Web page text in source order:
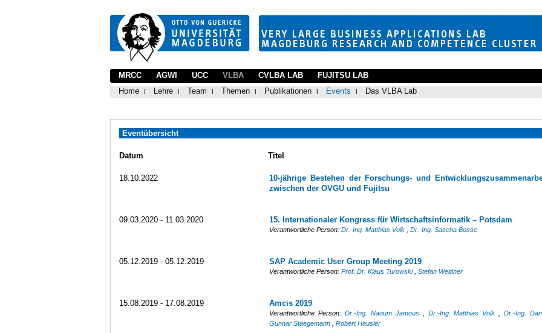
MRCC AGWI UCC
VLBA
Home
Lehre Team Themen Publikationen Events Das VLBA Lab
CVLBA LAB FUJITSU LAB
Eventübersicht
Datum Titel
18.10.2022
10-jährige Bestehen der Forschungs- und
zwischen der OVGU und Fujitsu
09.03.2020 - 11.03.2020 15. Internationaler Kongress für Wirtschaftsinformatik – Potsdam
Verantwortliche Person:Dr.-Ing. Matthias Volk ,Dr.-Ing. Sascha Bosse
05.12.2019 - 05.12.2019 SAP Academic User Group Meeting 2019
Verantwortliche Person:Prof. Dr. Klaus Turowski ,Stefan Weidner
15.08.2019 - 17.08.2019 Amcis 2019
Verantwortliche Person: Dr.-Ing. Naoum Jamous Dr.-Ing. Matthias Volk ,Dr.-Ing.
Gunnar Staegemann
,Robert Häusler